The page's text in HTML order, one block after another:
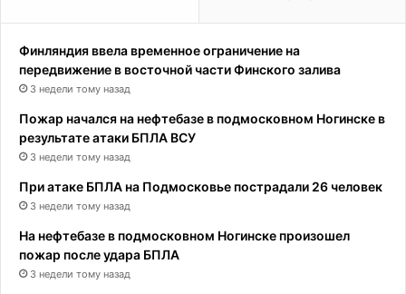
Финляндия ввела временное ограничение на
передвижение в восточной части Финского залива
3 недели тому назад
Пожар начался на нефтебазе в подмосковном Ногинске в
результате атаки БПЛА ВСУ
3 недели тому назад
При атаке БПЛА на Подмосковье пострадали 26 человек
3 недели тому назад
На нефтебазе в подмосковном Ногинске произошел
пожар после удара БПЛА
3 недели тому назад